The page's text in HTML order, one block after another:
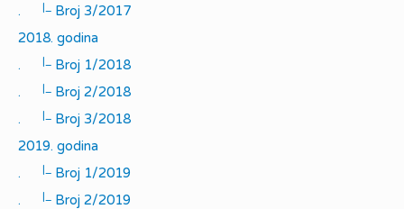
.
|_
Broj 3/2017
2018. godina
.
|_
Broj 1/2018
.
|_
Broj 2/2018
.
|_
Broj 3/2018
2019. godina
.
|_
Broj 1/2019
.
|_
Broj 2/2019